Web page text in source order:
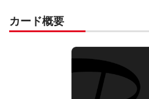
カード概要